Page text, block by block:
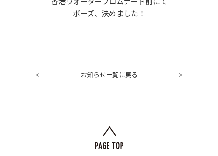
ポーズ、決めました！
< お知らせ一覧に戻る >